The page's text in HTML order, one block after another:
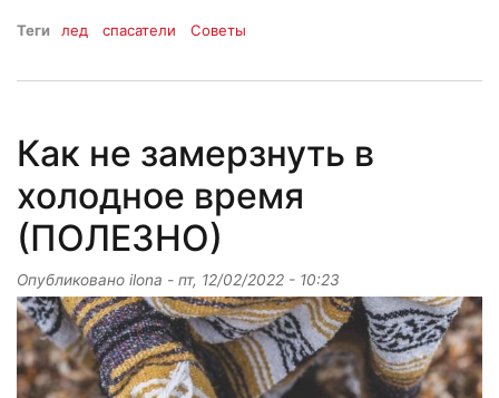
Теги лед спасатели Советы
Как не замерзнуть в
холодное время
(ПОЛЕЗНО)
Опубликовано ilona - пт, 12/02/2022 - 10:23